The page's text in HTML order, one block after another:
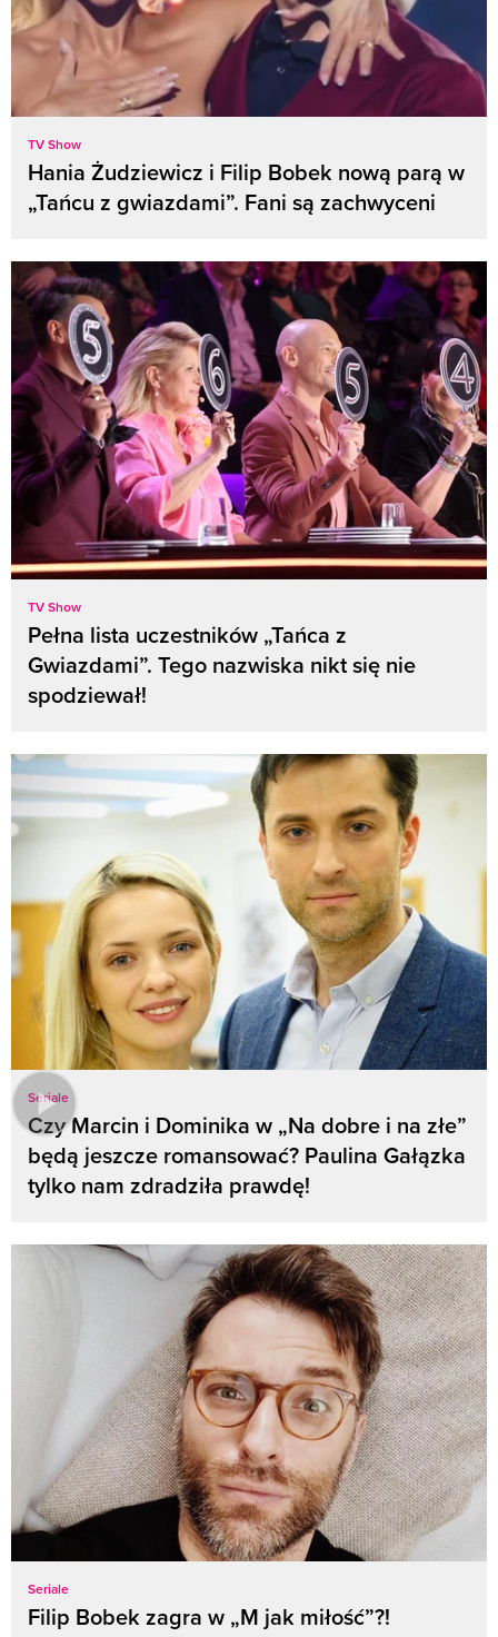
TV Show
Hania Żudziewicz i Filip Bobek nową parą w
„Tańcu z gwiazdami”. Fani są zachwyceni
TV Show
Pełna lista uczestników „Tańca z
Gwiazdami”. Tego nazwiska nikt się nie
spodziewał!
Seriale
Czy Marcin i Dominika w „Na dobre i na złe”
będą jeszcze romansować? Paulina Gałązka
tylko nam zdradziła prawdę!
Seriale
Filip Bobek zagra w „M jak miłość”?!